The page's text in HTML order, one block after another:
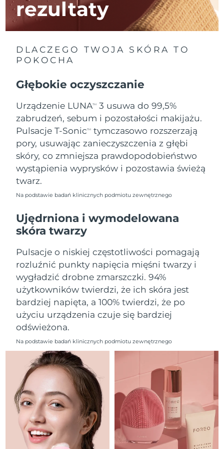
rezultaty
DLACZEGO TWOJA SKÓRA TO
POKOCHA
Głębokie oczyszczanie
Urządzenie LUNATM
3 usuwa do 99,5%
zabrudzeń, sebum i pozostałości makijażu.
Pulsacje T-SonicTM
tymczasowo rozszerzają
pory, usuwając zanieczyszczenia z głębi
skóry, co zmniejsza prawdopodobieństwo
wystąpienia wyprysków i pozostawia świeżą
twarz.
Na podstawie badań klinicznych podmiotu zewnętrznego
Ujędrniona i wymodelowana
skóra twarzy
Pulsacje o niskiej częstotliwości pomagają
rozluźnić punkty napięcia mięśni twarzy i
wygładzić drobne zmarszczki. 94%
użytkowników twierdzi, że ich skóra jest
bardziej napięta, a 100% twierdzi, że po
użyciu urządzenia czuje się bardziej
odświeżona.
Na podstawie badań klinicznych podmiotu zewnętrznego
Izrael
Oczekiwany czas dostawy
8/14/26
Włochy
Oczekiwany czas dostawy
Japonia
Oczekiwany czas dostawy
Jersey
Oczekiwany czas dostawy
8/15/26
Kazachstan
Oczekiwany czas dostawy
8/12/26
Kuwejt
Oczekiwany czas dostawy
Oczekiwany czas dostawy
Liban
Litwa
Oczekiwany czas dostawy
8/10/26
Luksemburg
Oczekiwany czas dostawy
SRA Makau (Chiny)
Oczekiwany czas dostawy
Malezja
Oczekiwany czas dostawy
8/13/26
Malta
Oczekiwany czas dostawy
Meksyk
Oczekiwany czas dostawy
8/14/26
Monako
Oczekiwany czas dostawy